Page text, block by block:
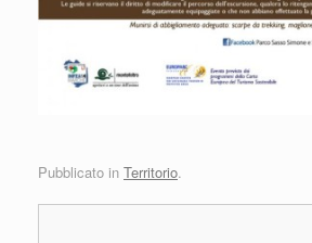
Pubblicato in Territorio.